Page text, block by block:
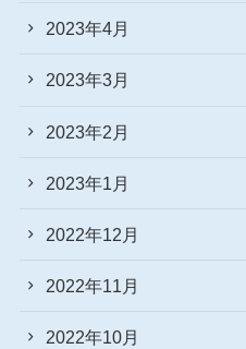
2023年4月
2023年3月
2023年2月
2023年1月
2022年12月
2022年11月
2022年10月